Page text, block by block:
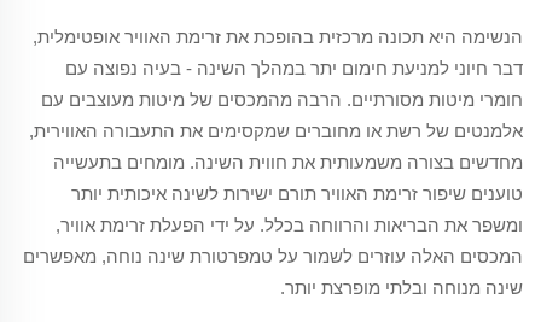
הנשימה היא תכונה מרכזית בהופכת את זרימת האוויר אופטימלית,
דבר חיוני למניעת חימום יתר במהלך השינה - בעיה נפוצה עם
חומרי מיטות מסורתיים. הרבה מהמכסים של מיטות מעוצבים עם
אלמנטים של רשת או מחוברים שמקסימים את התעבורה האווירית,
מחדשים בצורה משמעותית את חווית השינה. מומחים בתעשייה
טוענים שיפור זרימת האוויר תורם ישירות לשינה איכותית יותר
ומשפר את הבריאות והרווחה בכלל. על ידי הפעלת זרימת אוויר,
המכסים האלה עוזרים לשמור על טמפרטורת שינה נוחה, מאפשרים
שינה מנוחה ובלתי מופרצת יותר.